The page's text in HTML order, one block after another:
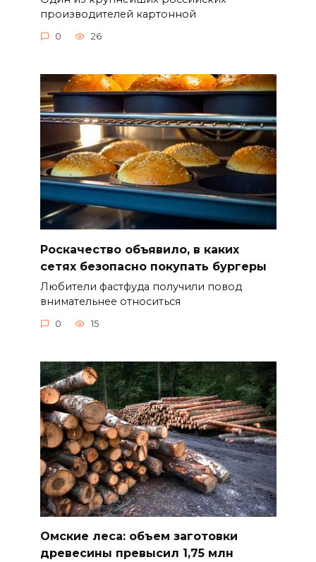
производителей картонной
0 26
Роскачество объявило, в каких
сетях безопасно покупать бургеры
Любители фастфуда получили повод
внимательнее относиться
0 15
Омские леса: объем заготовки
древесины превысил 1,75 млн